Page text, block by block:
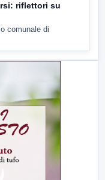
riflettori su
comunale di